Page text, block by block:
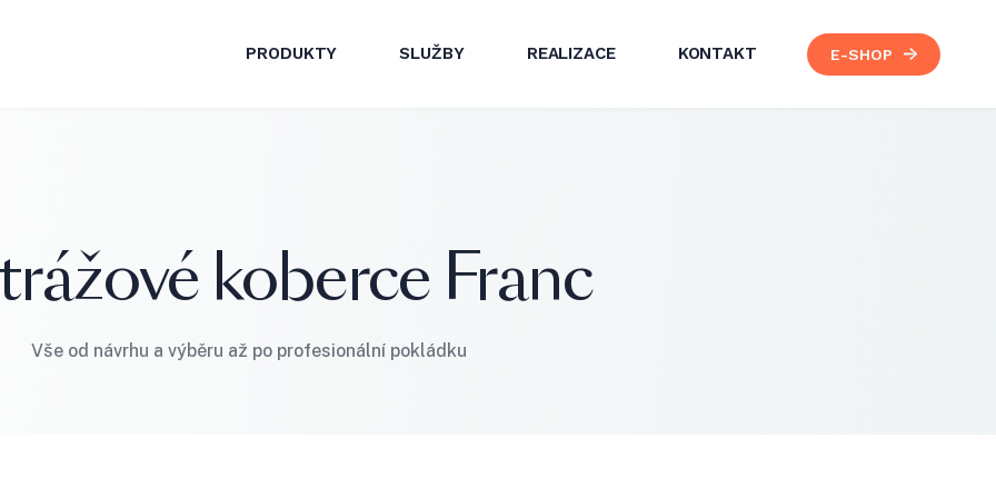
PRODUKTY SLUŽBY REALIZACE KONTAKT E-SHOP
koberce Franc
Vše od návrhu a výběru až po profesionální pokládku